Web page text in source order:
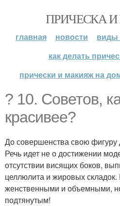
ПРИЧЕСКА
главная новости
виды
как делать
прически и макияж на
? 10. Советов,
красивее?
До совершенства свою фигуру
Речь идет не о достижении
отсутствии висящих боков,
целлюлита и жировых
женственными и объемными,
подтянутым!